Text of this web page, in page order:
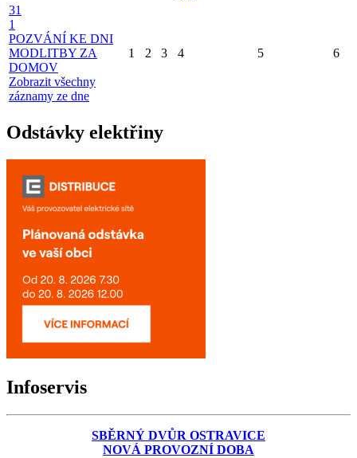
31
1
POZVÁNÍ KE DNI
MODLITBY ZA
DOMOV
Zobrazit všechny
záznamy ze dne
1 2 3 4 5 6
Odstávky elektřiny
Infoservis
SBĚRNÝ DVŮR OSTRAVICE
NOVÁ PROVOZNÍ DOBA